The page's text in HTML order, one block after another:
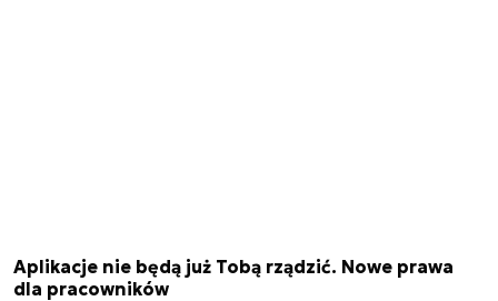
Aplikacje nie będą już Tobą rządzić. Nowe prawa
dla pracowników